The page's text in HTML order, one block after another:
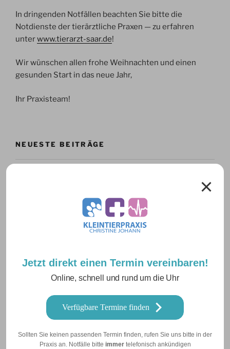
Jetzt direkt einen Termin vereinbaren!
Online, schnell und rund um die Uhr
Verfügbare Termine finden
Sollten Sie keinen passenden Termin finden, rufen Sie uns bitte in der
Praxis an. Notfälle bitte immertelefonisch ankündigen
In dringenden Notfällen beachten Sie bitte die
Notdienste der tierärztliche Praxen — zu erfahren
unterwww.tierarzt-saar.de!
Wir wünschen allen frohe Weihnachten und einen
gesunden Start in das neue Jahr,
Ihr Praxisteam!
NEUESTE BEITRÄGE
Inguinaler Kryptorchismus
Juli 2026
Juni 2026